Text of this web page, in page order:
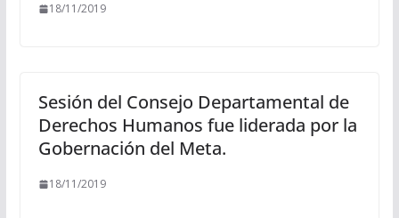
18/11/2019
Sesión del Consejo Departamental de
Derechos Humanos fue liderada por la
Gobernación del Meta.
18/11/2019